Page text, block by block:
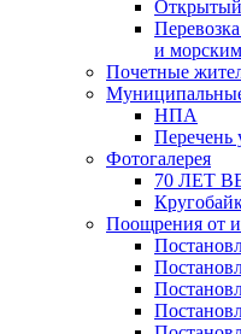
и
Почетные
НПА
Перечень
Фотогалерея
70 ЛЕТ
Поощрения от